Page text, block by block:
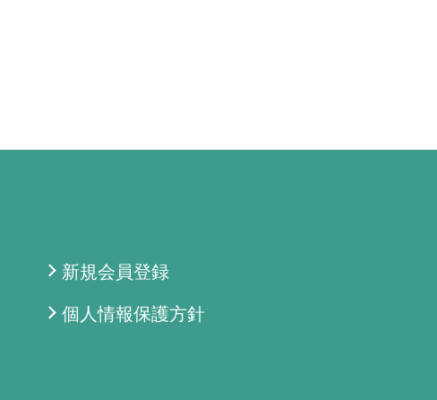
新規会員登録
個人情報保護方針